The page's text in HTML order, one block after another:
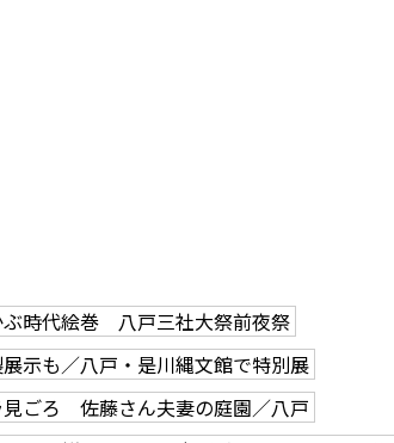
ぶ時代絵巻 八戸三社大祭前夜祭
示も／八戸・是川縄文館で特別展
ごろ 佐藤さん夫妻の庭園／八戸